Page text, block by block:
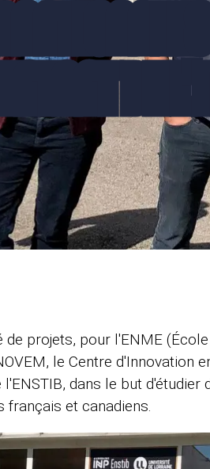
DE
projets, pour l'ENME
le Centre d'Innovation
dans le but d'étudier
et canadiens.